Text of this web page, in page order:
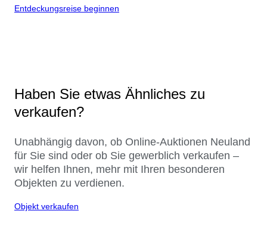
Entdeckungsreise beginnen
Haben Sie etwas Ähnliches zu
verkaufen?
Unabhängig davon, ob Online-Auktionen Neuland
für Sie sind oder ob Sie gewerblich verkaufen –
wir helfen Ihnen, mehr mit Ihren besonderen
Objekten zu verdienen.
Objekt verkaufen